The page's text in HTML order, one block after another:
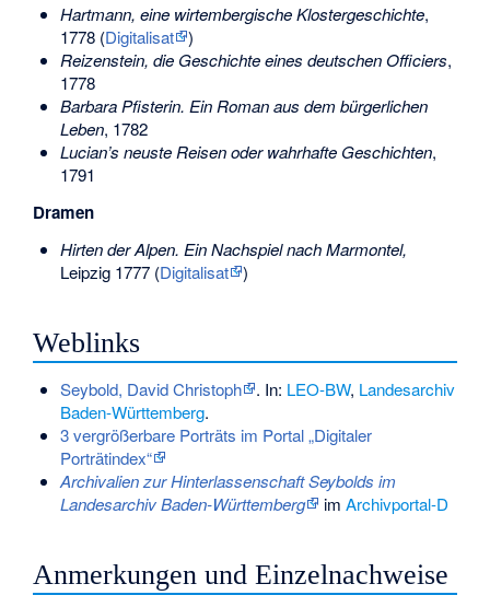
Hartmann, eine wirtembergische Klostergeschichte,
1778 (Digitalisat
)
Reizenstein, die Geschichte eines deutschen Officiers,
1778
Barbara Pfisterin. Ein Roman aus dem bürgerlichen
Leben, 1782
Lucian’s neuste Reisen oder wahrhafte Geschichten,
1791
Dramen
Hirten der Alpen. Ein Nachspiel nach Marmontel,
Leipzig 1777 (Digitalisat )
Weblinks
Seybold, David Christoph . In: LEO-BW, Landesarchiv
Baden-Württemberg.
3 vergrößerbare Porträts im Portal „Digitaler
Porträtindex“
Archivalien zur Hinterlassenschaft Seybolds im
Landesarchiv Baden-Württemberg
im Archivportal-D
Anmerkungen und Einzelnachweise